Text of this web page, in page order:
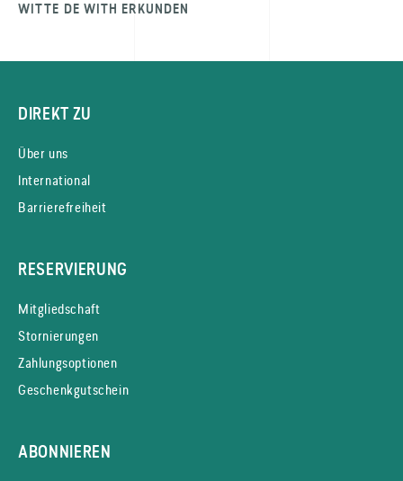
WITTE DE WITH ERKUNDEN
DIREKT ZU
Über uns
International
Barrierefreiheit
RESERVIERUNG
Mitgliedschaft
Stornierungen
Zahlungsoptionen
Geschenkgutschein
ABONNIEREN